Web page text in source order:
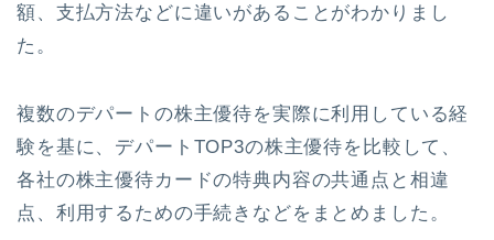
額、支払方法などに違いがあることがわかりまし
た。
複数のデパートの株主優待を実際に利用している経
験を基に、デパートTOP3の株主優待を比較して、
各社の株主優待カードの特典内容の共通点と相違
点、利用するための手続きなどをまとめました。